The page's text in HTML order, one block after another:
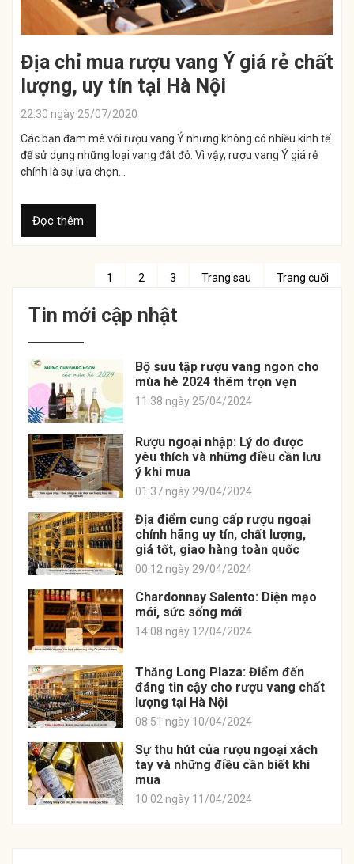
Địa chỉ mua rượu vang Ý giá rẻ chất
lượng, uy tín tại Hà Nội
22:30 ngày 25/07/2020
Các bạn đam mê với rượu vang Ý nhưng không có nhiều kinh tế
để sử dụng những loại vang đắt đỏ. Vì vậy, rượu vang Ý giá rẻ
chính là sự lựa chọn...
Đọc thêm
1 2 3 Trang sau Trang cuối
Tin mới cập nhật
Bộ sưu tập rượu vang ngon cho
mùa hè 2024 thêm trọn vẹn
11:38 ngày 25/04/2024
Rượu ngoại nhập: Lý do được
yêu thích và những điều cần lưu
ý khi mua
01:37 ngày 29/04/2024
Địa điểm cung cấp rượu ngoại
chính hãng uy tín, chất lượng,
giá tốt, giao hàng toàn quốc
00:12 ngày 29/04/2024
Chardonnay Salento: Diện mạo
mới, sức sống mới
14:08 ngày 12/04/2024
Thăng Long Plaza: Điểm đến
đáng tin cậy cho rượu vang chất
lượng tại Hà Nội
08:51 ngày 10/04/2024
Sự thu hút của rượu ngoại xách
tay và những điều cần biết khi
mua
10:02 ngày 11/04/2024